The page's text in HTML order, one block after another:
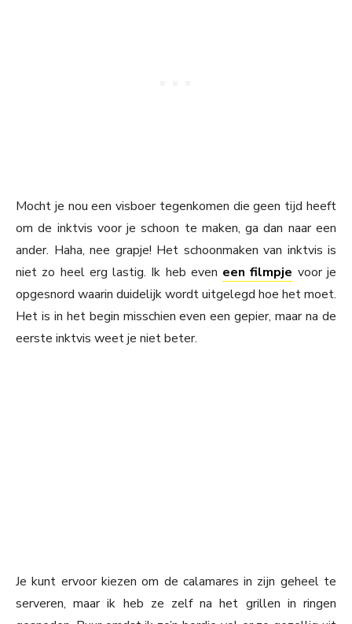
Mocht je nou een visboer tegenkomen die geen tijd heeft
om de inktvis voor je schoon te maken, ga dan naar een
ander. Haha, nee grapje! Het schoonmaken van inktvis is
niet zo heel erg lastig. Ik heb even een filmpje voor je
opgesnord waarin duidelijk wordt uitgelegd hoe het moet.
Het is in het begin misschien even een gepier, maar na de
eerste inktvis weet je niet beter.
Je kunt ervoor kiezen om de calamares in zijn geheel te
serveren, maar ik heb ze zelf na het grillen in ringen